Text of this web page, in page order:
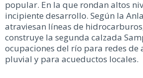
popular. En la que rondan altos
incipiente desarrollo. Según la
atraviesan líneas de
construye la segunda calzada
ocupaciones del río para redes
pluvial y para acueductos locales.